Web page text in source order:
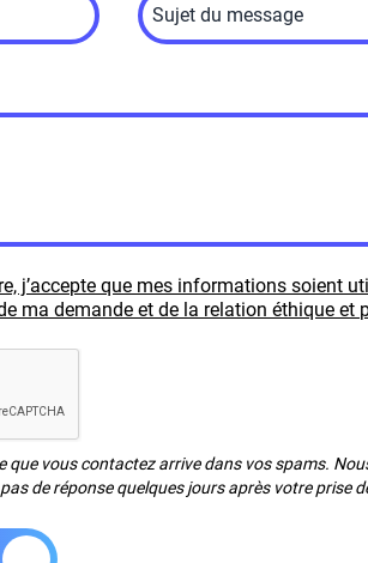
j’accepte que mes informations soient
ma demande et de la relation éthique et
que vous contactez arrive dans vos spams.
de réponse quelques jours après votre prise